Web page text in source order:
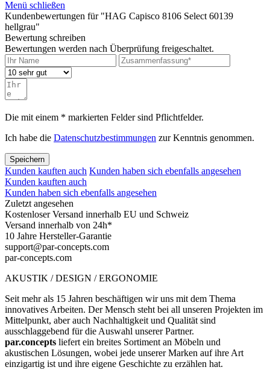
Menü schließen
Kundenbewertungen für "HAG Capisco 8106 Select 60139
hellgrau"
Bewertung schreiben
Bewertungen werden nach Überprüfung freigeschaltet.
Die mit einem * markierten Felder sind Pflichtfelder.
Ich habe die Datenschutzbestimmungen zur Kenntnis genommen.
Speichern
Kunden kauften auch Kunden haben sich ebenfalls angesehen
Kunden kauften auch
Kunden haben sich ebenfalls angesehen
Zuletzt angesehen
Kostenloser Versand innerhalb EU und Schweiz
Versand innerhalb von 24h*
10 Jahre Hersteller-Garantie
support@par-concepts.com
par-concepts.com
AKUSTIK / DESIGN / ERGONOMIE
Seit mehr als 15 Jahren beschäftigen wir uns mit dem Thema
innovatives Arbeiten. Der Mensch steht bei all unseren Projekten im
Mittelpunkt, aber auch Nachhaltigkeit und Qualität sind
ausschlaggebend für die Auswahl unserer Partner.
par.concepts liefert ein breites Sortiment an Möbeln und
akustischen Lösungen, wobei jede unserer Marken auf ihre Art
einzigartig ist und ihre eigene Geschichte zu erzählen hat.